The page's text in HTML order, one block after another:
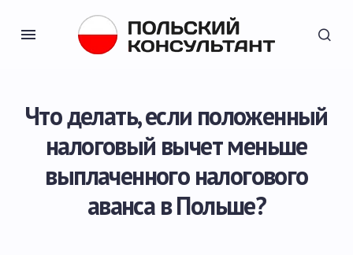
Что делать, если положенный
налоговый вычет меньше
выплаченного налогового
аванса в Польше?